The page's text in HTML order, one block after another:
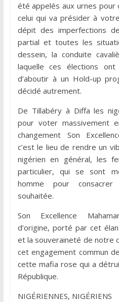
été appelés aux urnes pour
celui qui va présider à
dépit des imperfections
partial et toutes les
dessein, la conduite
laquelle ces élections
d’aboutir à un Hold-up
décidé autrement.
De Tillabéry à Diffa les
pour voter massivement
changement Son
c’est le lieu de rendre un
nigérien en général, les
particulier, qui se sont
homme pour consacrer
souhaitée.
Son Excellence
d’origine, porté par cet
et la souveraineté de notre
cet engagement commun
cette mafia rose qui a
République.
NIGÉRIENNES, NIGÉRIENS